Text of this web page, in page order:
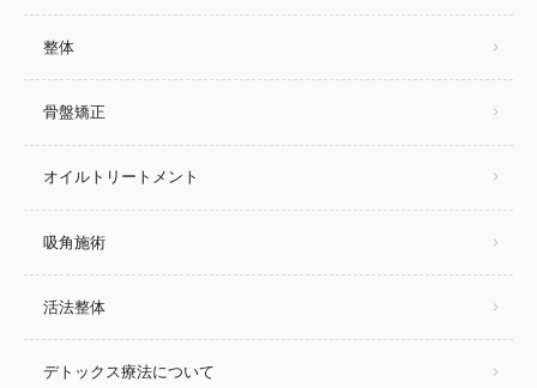
整体
骨盤矯正
オイルトリートメント
吸角施術
活法整体
デトックス療法について